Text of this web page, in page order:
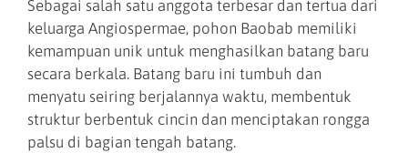
Sebagai salah satu anggota terbesar dan tertua dari
keluarga Angiospermae, pohon Baobab memiliki
kemampuan unik untuk menghasilkan batang baru
secara berkala. Batang baru ini tumbuh dan
menyatu seiring berjalannya waktu, membentuk
struktur berbentuk cincin dan menciptakan rongga
palsu di bagian tengah batang.